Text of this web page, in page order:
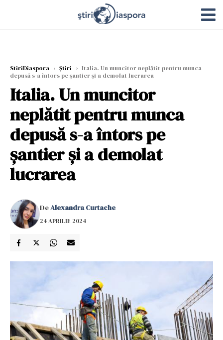
StiriDiaspora › Știri › Italia. Un muncitor neplătit pentru munca
depusă s-a întors pe șantier și a demolat lucrarea
Italia. Un muncitor
neplătit pentru munca
depusă s-a întors pe
șantier și a demolat
lucrarea
DeAlexandra Curtache
24 APRILIE 2024